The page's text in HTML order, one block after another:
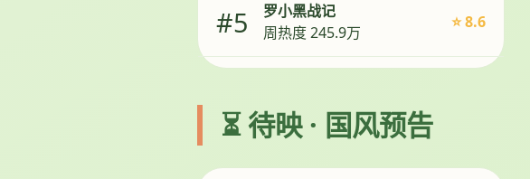
#5
罗小黑战记
周热度 245.9万
⭐ 8.6
⏳ 待映 · 国风预告